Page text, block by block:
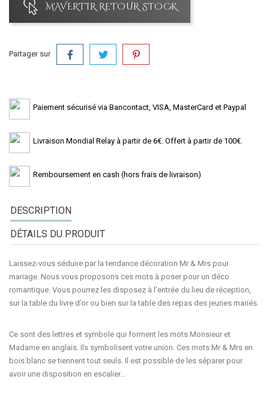
M'AVERTIR RETOUR STOCK
Partager sur
Paiement sécurisé via Bancontact, VISA, MasterCard et Paypal
Livraison Mondial Relay à partir de 6€. Offert à partir de 100€.
Remboursement en cash (hors frais de livraison)
DESCRIPTION
DÉTAILS DU PRODUIT
Laissez-vous séduire par la tendance décoration Mr & Mrs pour
mariage. Nous vous proposons ces mots à poser pour un déco
romantique. Vous pourrez les disposez à l’entrée du lieu de réception,
sur latable du livre d’or ou bien sur latable des repas des jeunes mariés.
Ce sont des lettres et symbole qui forment les mots Monsieur et
Madame en anglais. Ils symbolisent votre union. Ces mots Mr & Mrs en
bois blanc se tiennent tout seuls. Il est possible de les séparer pour
avoir une disposition en escalier…